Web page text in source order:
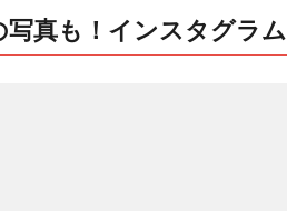
真も！インスタグラ